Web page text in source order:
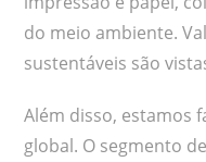
do meio ambiente.
sustentáveis são
Além disso, estamos
global. O segmento